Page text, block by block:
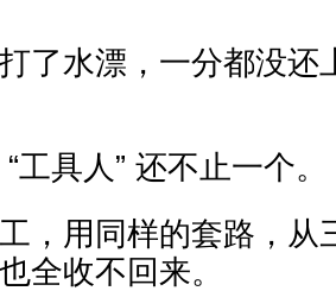
了水漂，一分都没还
工具人” 还不止一个。
，用同样的套路，从
全收不回来。